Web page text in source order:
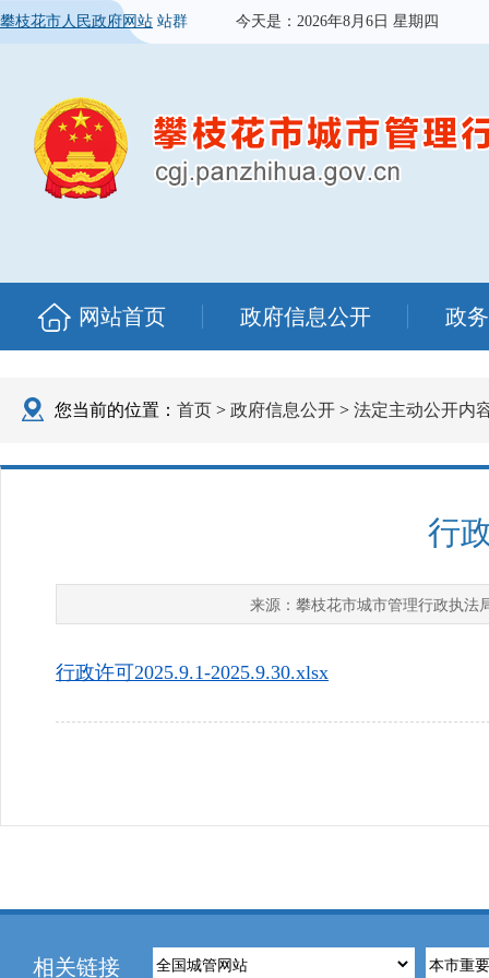
攀枝花市人民政府网站 站群 今天是： 2026年8月6日 星期四
网站首页 政府信息公开 政
您当前的位置： 首页 > 政府信息公开 > 法定主动公开内
行
来源： 攀枝花市城市管理行政执法
行政许可2025.9.1-2025.9.30.xlsx
相关链接